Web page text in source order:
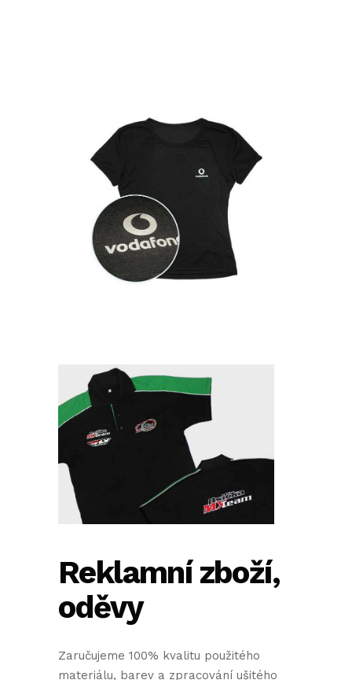
Reklamní zboží,
oděvy
Zaručujeme 100% kvalitu použitého
materiálu, barev a zpracování ušitého